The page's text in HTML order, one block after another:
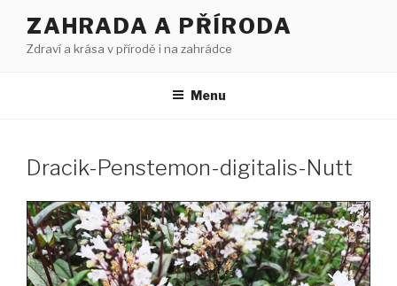
obsahu
ZAHRADA A PŘÍRODA
Zdraví a krása v přírodě i na zahrádce
Menu
Dracik-Penstemon-digitalis-Nutt